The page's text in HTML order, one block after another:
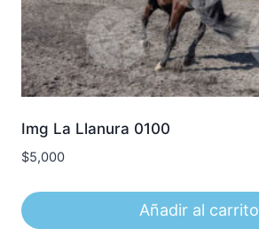
Img La Llanura 0100
$5,000
Añadir al carrito